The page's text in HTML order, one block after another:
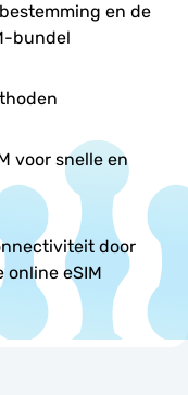
en de
bundel
voor snelle en
door
online eSIM